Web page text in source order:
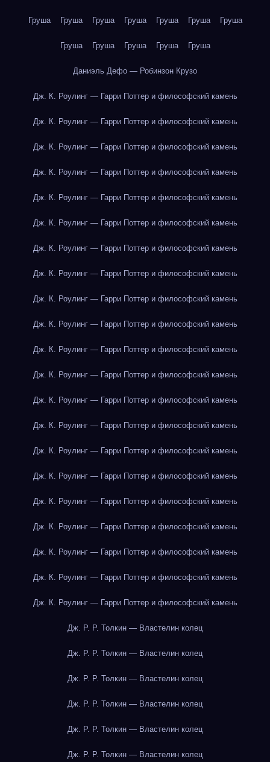
Груша Груша Груша Груша Груша Груша Груша
Груша Груша Груша Груша Груша
Даниэль Дефо — Робинзон Крузо
Дж. К. Роулинг — Гарри Поттер и философский камень
Дж. К. Роулинг — Гарри Поттер и философский камень
Дж. К. Роулинг — Гарри Поттер и философский камень
Дж. К. Роулинг — Гарри Поттер и философский камень
Дж. К. Роулинг — Гарри Поттер и философский камень
Дж. К. Роулинг — Гарри Поттер и философский камень
Дж. К. Роулинг — Гарри Поттер и философский камень
Дж. К. Роулинг — Гарри Поттер и философский камень
Дж. К. Роулинг — Гарри Поттер и философский камень
Дж. К. Роулинг — Гарри Поттер и философский камень
Дж. К. Роулинг — Гарри Поттер и философский камень
Дж. К. Роулинг — Гарри Поттер и философский камень
Дж. К. Роулинг — Гарри Поттер и философский камень
Дж. К. Роулинг — Гарри Поттер и философский камень
Дж. К. Роулинг — Гарри Поттер и философский камень
Дж. К. Роулинг — Гарри Поттер и философский камень
Дж. К. Роулинг — Гарри Поттер и философский камень
Дж. К. Роулинг — Гарри Поттер и философский камень
Дж. К. Роулинг — Гарри Поттер и философский камень
Дж. К. Роулинг — Гарри Поттер и философский камень
Дж. К. Роулинг — Гарри Поттер и философский камень
Дж. Р. Р. Толкин — Властелин колец
Дж. Р. Р. Толкин — Властелин колец
Дж. Р. Р. Толкин — Властелин колец
Дж. Р. Р. Толкин — Властелин колец
Дж. Р. Р. Толкин — Властелин колец
Дж. Р. Р. Толкин — Властелин колец